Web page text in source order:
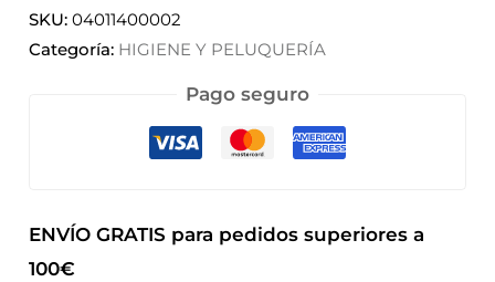
SKU:04011400002
Categoría: HIGIENE Y PELUQUERÍA
Pago seguro
ENVÍO GRATIS para pedidos superiores a
100€